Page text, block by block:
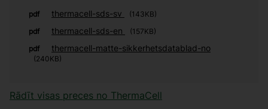
pdf thermacell-sds-sv
143KB
pdf
thermacell-sds-en
157KB
pdf
thermacell-matte-sikkerhetsdatablad-no
240KB
Rādīt visas preces no ThermaCell